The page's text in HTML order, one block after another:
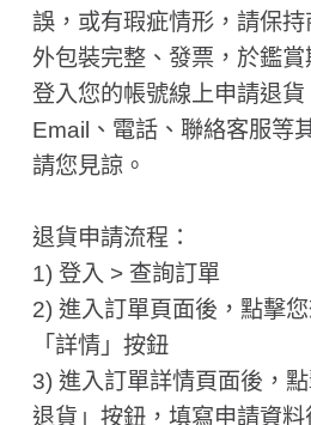
誤，或有瑕疵情形，請保持
外包裝完整、發票，於鑑
登入您的帳號線上申請退
Email、電話、聯絡客服等
請您見諒。
退貨申請流程：
1) 登入 > 查詢訂單
2) 進入訂單頁面後，點擊
「詳情」按鈕
3) 進入訂單詳情頁面後，
退貨」按鈕，填寫申請資